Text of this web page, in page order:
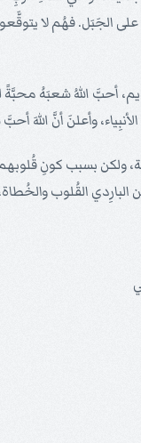
الجَبَل. فهُم لا
أحبَّ اللهُ شعبَهُ
وأعلنَ أنَّ
بسبب كونِ قُلوبهم
البارِدي القُلوب